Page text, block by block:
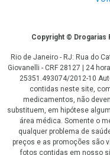
CopyrightCopyright © Drogarias
Rio de Janeiro - RJ: Rua do
Giovanelli - CRF 28127 | 24
25351.493074/2012-10
contidas neste site,
medicamentos, não
substituem, em hipótese
área médica. Somente o
qualquer problema de
preços e as promoções são
fotos contidas em nosso